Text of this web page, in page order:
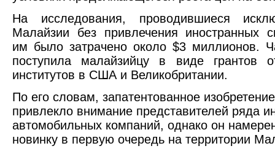
На исследования, проводившиеся
Малайзии без привлечения иностранных
им было затрачено около $3 миллионов.
поступила малайзийцу в виде грантов
институтов в США и Великобритании.
По его словам, запатентованное
привлекло внимание представителей ряда
автомобильных компаний, однако он
новинку в первую очередь на территории